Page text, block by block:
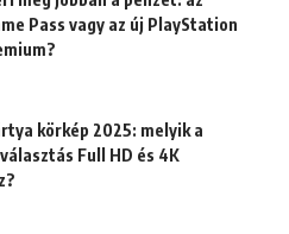
Pass vagy az új PlayStation
körkép 2025: melyik a
Full HD és 4K